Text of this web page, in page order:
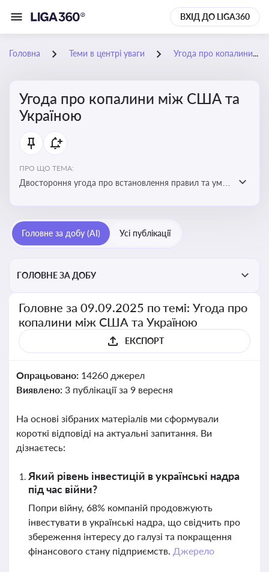
ВХІД ДО LIGA360
Головна Теми в центрі уваги Угода про копалини між США та Україною
Угода про копалини між США та
Україною
ПРО ЩО ТЕМА:
Двостороння угода про встановлення правил та умов
перспективи України
Головне за добу (AI) Усі публікації
ГОЛОВНЕ ЗА ДОБУ
Головне за 09.09.2025 по темі: Угода про
копалини між США та Україною
ЕКСПОРТ
Опрацьовано: 14260 джерел
Виявлено: 3 публікації за 9 вересня
На основі зібраних матеріалів ми сформували
короткі відповіді на актуальні запитання. Ви
дізнаєтесь:
Який рівень інвестицій в українські надра
під час війни?
Попри війну, 68% компаній продовжують
інвестувати в українські надра, що свідчить про
збереження інтересу до галузі та покращення
фінансового стану підприємств. Джерело